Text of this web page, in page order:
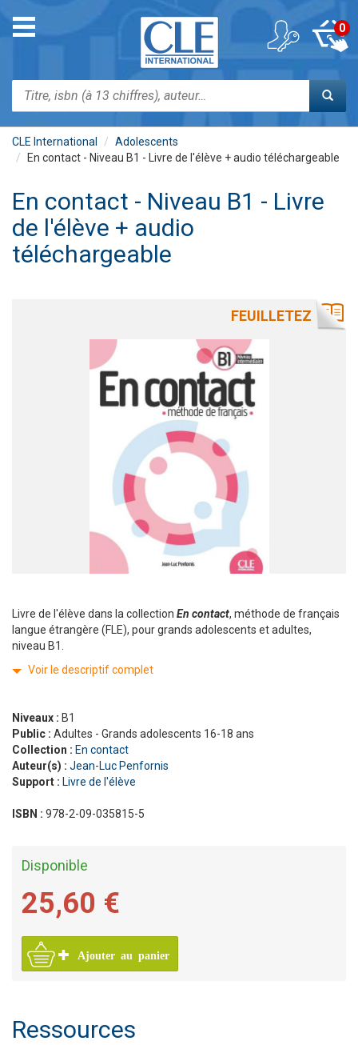
contenu
Toggle
navigation
Rechercher
0
CLE International
Adolescents
En contact - Niveau B1 - Livre de l'élève + audio téléchargeable
En contact - Niveau B1 - Livre
de l'élève + audio
téléchargeable
FEUILLETEZ
Livre de l'élève dans la collection En contact, méthode de français
langue étrangère (FLE), pour grands adolescents et adultes,
niveau B1.
Voir le descriptif complet
Niveaux : B1
Public : Adultes - Grands adolescents 16-18 ans
Collection : En contact
Auteur(s) : Jean-Luc Penfornis
Support : Livre de l'élève
ISBN : 978-2-09-035815-5
Disponible
25,60 €
Ajouter au panier
Ressources